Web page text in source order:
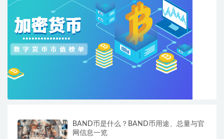
BAND币是什么？BAND币用途、总量与官
网信息一览